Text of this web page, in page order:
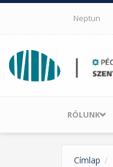
Ugrás a tartalomra
Neptun
RÓLUNK
Címlap